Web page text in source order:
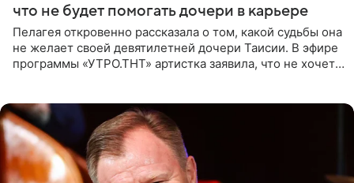
что не будет помогать дочери в карьере
Пелагея откровенно рассказала о том, какой судьбы она
не желает своей девятилетней дочери Таисии. В эфире
программы «УТРО.ТНТ» артистка заявила, что не хочет